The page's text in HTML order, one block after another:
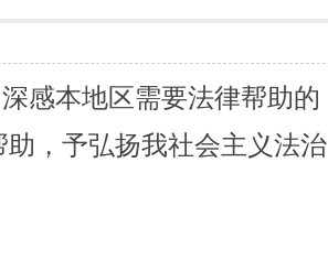
感本地区需要法律帮助的
，予弘扬我社会主义法治